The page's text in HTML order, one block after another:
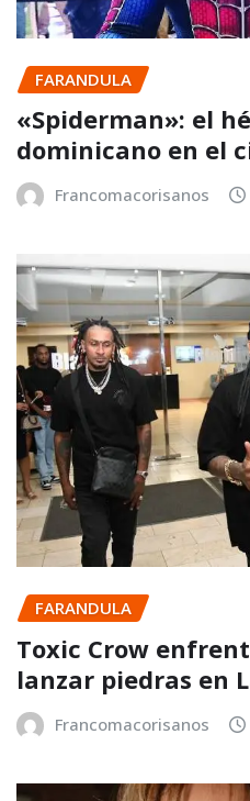
FARANDULA
«Spiderman»: el
dominicano en el
Francomacorisanos
FARANDULA
Toxic Crow
lanzar piedras en
Francomacorisanos